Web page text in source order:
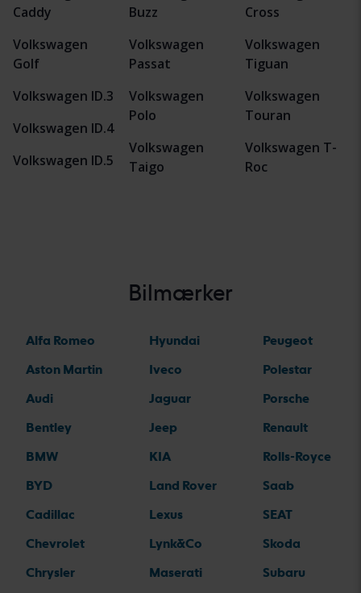
Caddy
Volkswagen
Golf
Volkswagen ID.3
Volkswagen ID.4
Volkswagen ID.5
Buzz
Volkswagen
Passat
Volkswagen
Polo
Volkswagen
Taigo
Cross
Volkswagen
Tiguan
Volkswagen
Touran
Volkswagen T-
Roc
Bilmærker
Alfa Romeo
Aston Martin
Audi
Bentley
BMW
BYD
Cadillac
Chevrolet
Chrysler
Hyundai
Iveco
Jaguar
Jeep
KIA
Land Rover
Lexus
Lynk&Co
Maserati
Peugeot
Polestar
Porsche
Renault
Rolls-Royce
Saab
SEAT
Skoda
Subaru